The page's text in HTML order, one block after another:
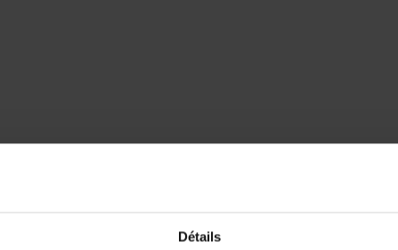
Détails
il complète à merveille la collection Paddock 2026.